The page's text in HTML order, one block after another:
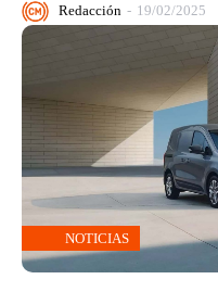
Redacción - 19/02/2025
NOTICIAS